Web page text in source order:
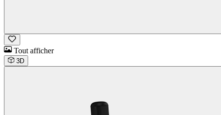
Tout afficher
3D